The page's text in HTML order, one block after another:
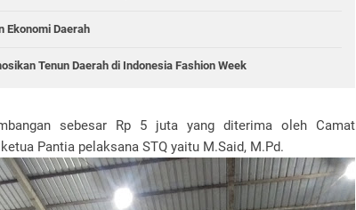
Ekonomi Daerah
Tenun Daerah di Indonesia Fashion Week
sebesar Rp 5 juta yang diterima oleh Camat
Pantia pelaksana STQ yaitu M.Said, M.Pd.